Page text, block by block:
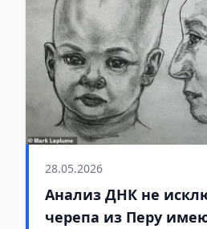
28.05.2026
Анализ ДНК не
черепа из Перу